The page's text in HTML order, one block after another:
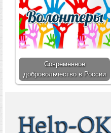
Современное
добровольчество в России